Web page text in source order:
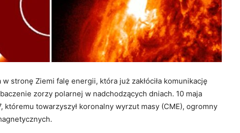
w stronę Ziemi falę energii, która już zakłóciła komunikację
zorzy polarnej w nadchodzących dniach. 10 maja
któremu towarzyszył koronalny wyrzut masy (CME), ogromny